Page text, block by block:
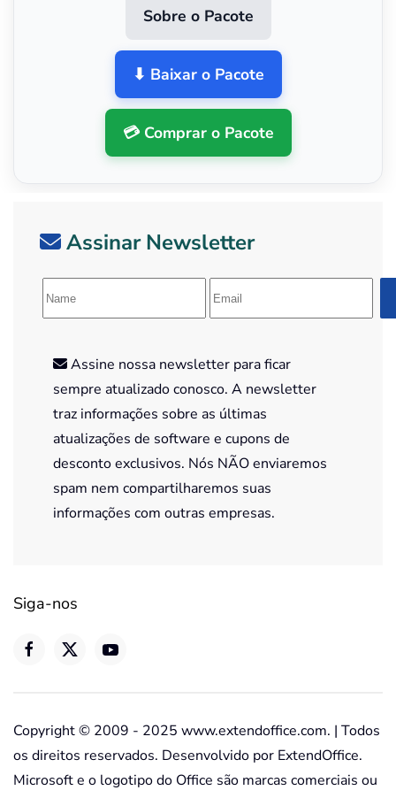
Sobre o Pacote
⬇ Baixar o Pacote
💳 Comprar o Pacote
Assinar Newsletter
Assine nossa newsletter para ficar
sempre atualizado conosco. A newsletter
traz informações sobre as últimas
atualizações de software e cupons de
desconto exclusivos. Nós NÃO enviaremos
spam nem compartilharemos suas
informações com outras empresas.
Siga-nos
Copyright © 2009 - 2025 www.extendoffice.com. | Todos
os direitos reservados. Desenvolvido por ExtendOffice.
Microsoft e o logotipo do Office são marcas comerciais ou